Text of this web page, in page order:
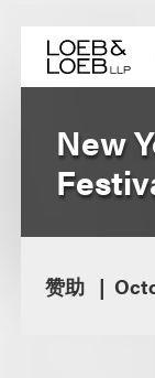
content
New
赞助